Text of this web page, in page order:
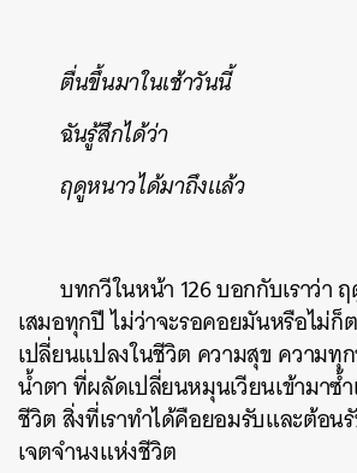
ตื่นขึ้นมาในเช้าวันนี้
ฉันรู้สึกได้ว่า
ฤดูหนาวได้มาถึงแล้ว
บทกวีในหน้า 126 บอกกับเราว่า
เสมอทุกปี ไม่ว่าจะรอคอยมันหรือไม่ก็
เปลี่ยนแปลงในชีวิต ความสุข ความทุก
น้ำตา ที่ผลัดเปลี่ยนหมุนเวียนเข้ามาซ้
ชีวิต สิ่งที่เราทำได้คือยอมรับและต้อน
เจตจำนงแห่งชีวิต